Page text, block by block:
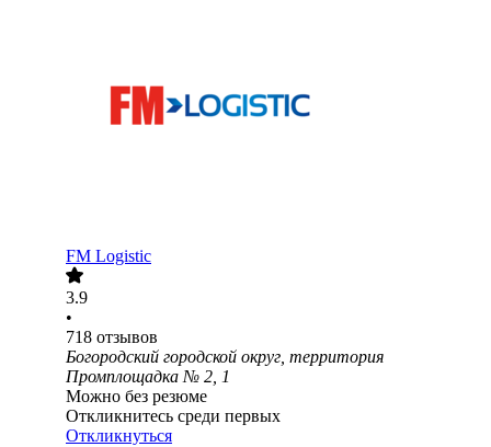
FM Logistic
3.9
•
718 отзывов
Богородский городской округ, территория
Промплощадка № 2, 1
Можно без резюме
Откликнитесь среди первых
Откликнуться